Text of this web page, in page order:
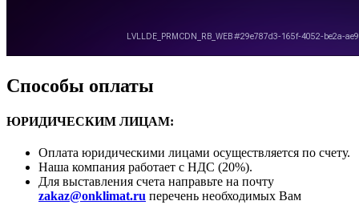
Способы оплаты
ЮРИДИЧЕСКИМ ЛИЦАМ:
Оплата юридическими лицами осуществляется по счету.
Наша компания работает с НДС (20%).
Для выставления счета направьте на почту
zakaz@onklimat.ru перечень необходимых Вам